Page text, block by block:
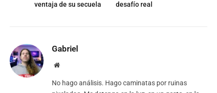
ventaja de su secuela
desafío real
Gabriel
Website
No hago análisis. Hago caminatas por ruinas